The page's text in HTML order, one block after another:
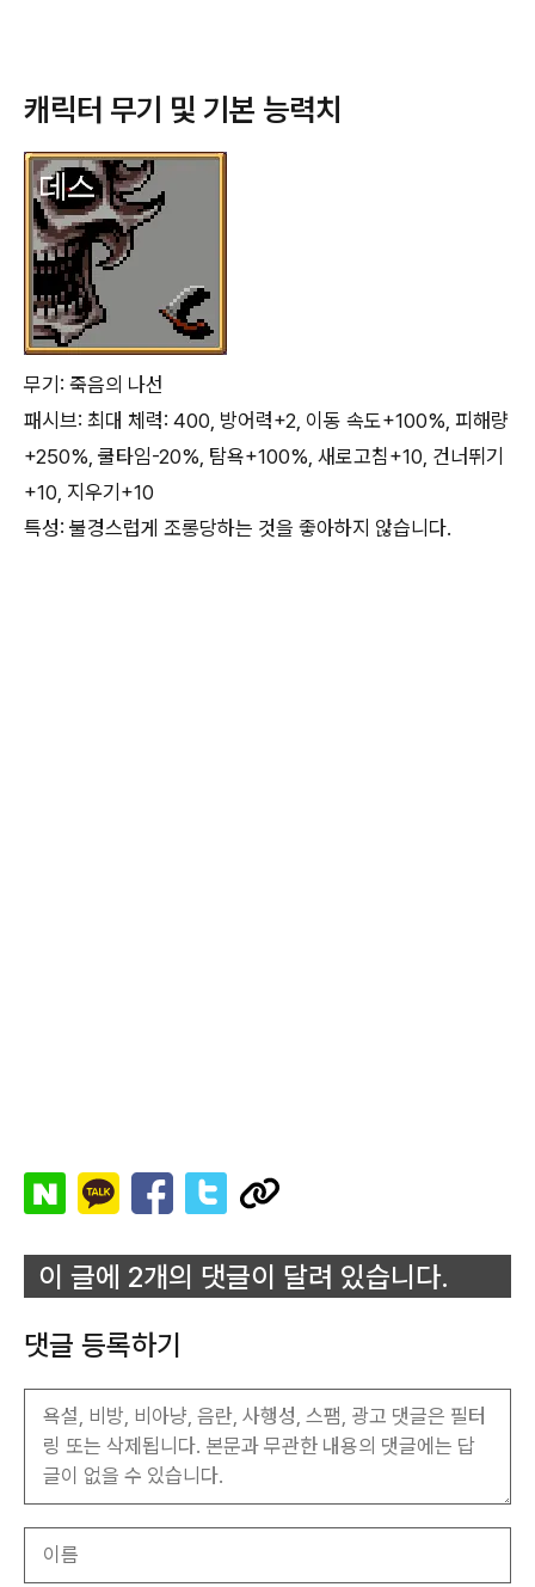
캐릭터 무기 및 기본 능력치
무기: 죽음의 나선
패시브: 최대 체력: 400, 방어력+2, 이동 속도+100%, 피해량
+250%, 쿨타임-20%, 탐욕+100%, 새로고침+10, 건너뛰기
+10, 지우기+10
특성: 불경스럽게 조롱당하는 것을 좋아하지 않습니다.
이 글에 2개의 댓글이 달려 있습니다.
댓글 등록하기
름